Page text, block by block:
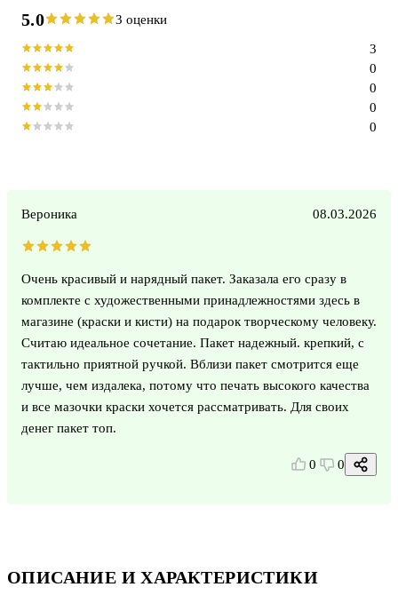
ОПИСАНИЕ И ХАРАКТЕРИСТИКИ
5.0 3 оценки
0
0
0
0
3
Вероника 08.03.2026
Очень красивый и нарядный пакет. Заказала его сразу в
комплекте с художественными принадлежностями здесь в
магазине (краски и кисти) на подарок творческому человеку.
Считаю идеальное сочетание. Пакет надежный. крепкий, с
тактильно приятной ручкой. Вблизи пакет смотрится еще
лучше, чем издалека, потому что печать высокого качества
и все мазочки краски хочется рассматривать. Для своих
денег пакет топ.
0 0